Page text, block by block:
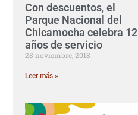
Con descuentos, el
Parque Nacional del
Chicamocha celebra 12
años de servicio
28 noviembre, 2018
Leer más »